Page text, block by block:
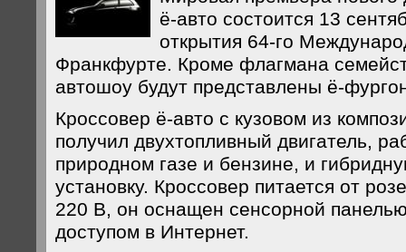
ё-авто состоится 13
открытия 64-го
Франкфурте. Кроме флагмана
автошоу будут представлены ё-
Кроссовер ё-авто с кузовом из
получил двухтопливный двигатель,
природном газе и бензине, и
установку. Кроссовер питается от
220 В, он оснащен сенсорной
доступом в Интернет.